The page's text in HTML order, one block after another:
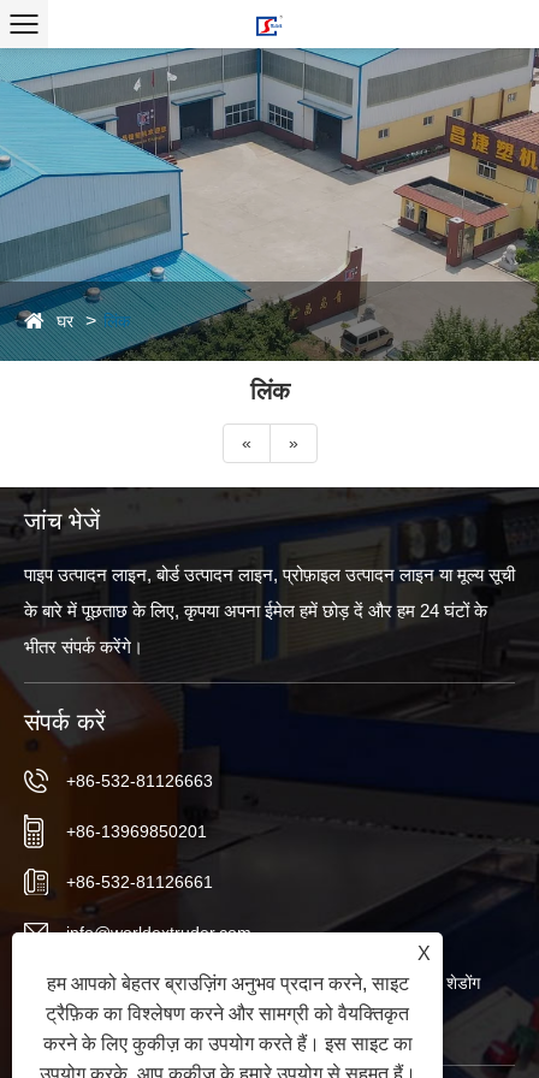
घर लिंक
लिंक
« »
जांच भेजें
पाइप उत्पादन लाइन, बोर्ड उत्पादन लाइन, प्रोफ़ाइल उत्पादन लाइन या मूल्य सूची
के बारे में पूछताछ के लिए, कृपया अपना ईमेल हमें छोड़ दें और हम 24 घंटों के
भीतर संपर्क करेंगे।
संपर्क करें
+86-532-81126663
+86-13969850201
+86-532-81126661
info@worldextruder.com
नुओज़ुआंग, सानलिहे कार्यालय, जियाओझोउ शहर, क़िंगदाओ शहर, शेडोंग
प्रांत, चीन
X
हम आपको बेहतर ब्राउज़िंग अनुभव प्रदान करने, साइट
ट्रैफ़िक का विश्लेषण करने और सामग्री को वैयक्तिकृत
करने के लिए कुकीज़ का उपयोग करते हैं। इस साइट का
उपयोग करके, आप कुकीज़ के हमारे उपयोग से सहमत हैं।